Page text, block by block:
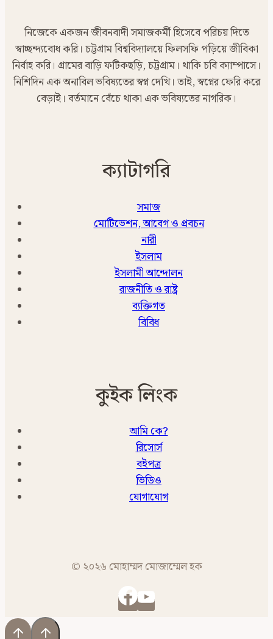
নিজেকে একজন জীবনবাদী সমাজকর্মী হিসেবে পরিচয় দিতে
স্বাচ্ছন্দ্যবোধ করি। চট্টগ্রাম বিশ্ববিদ্যালয়ে ফিলসফি পড়িয়ে জীবিকা
নির্বাহ করি। গ্রামের বাড়ি ফটিকছড়ি, চট্টগ্রাম। থাকি চবি ক্যাম্পাসে।
নিশিদিন এক অনাবিল ভবিষ্যতের স্বপ্ন দেখি। তাই, স্বপ্নের ফেরি করে
বেড়াই। বর্তমানে বেঁচে থাকা এক ভবিষ্যতের নাগরিক।
ক্যাটাগরি
সমাজ
মোটিভেশন, আবেগ ও প্রবচন
নারী
ইসলাম
ইসলামী আন্দোলন
রাজনীতি ও রাষ্ট্র
ব্যক্তিগত
বিবিধ
কুইক লিংক
আমি কে?
রিসোর্স
বইপত্র
ভিডিও
যোগাযোগ
© ২০২৬ মোহাম্মদ মোজাম্মেল হক